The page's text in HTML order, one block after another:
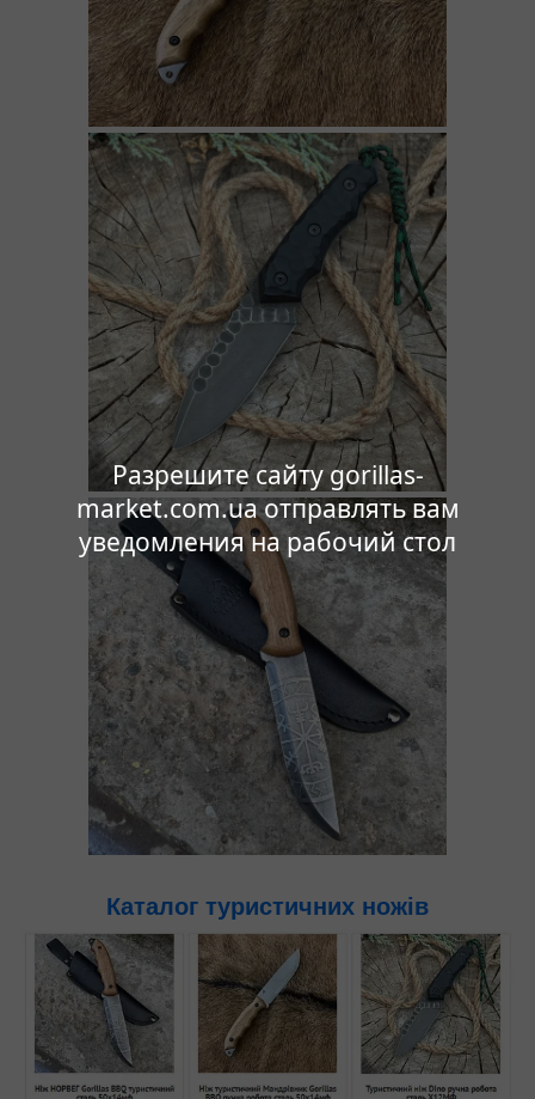
Разрешите сайту gorillas-
market.com.ua отправлять вам
уведомления на рабочий стол
Каталог туристичних ножів